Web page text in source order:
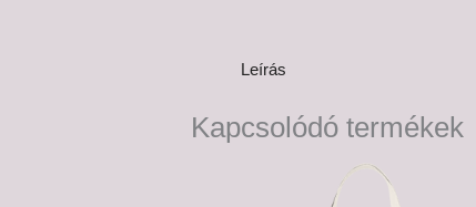
Leírás
Kapcsolódó termékek